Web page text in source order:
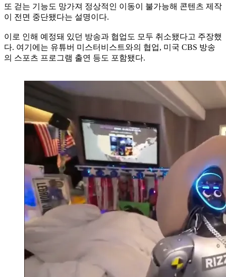
또 걷는 기능도 망가져 정상적인 이동이 불가능해 콘텐츠 제작
이 전면 중단됐다는 설명이다.
이로 인해 예정돼 있던 방송과 협업도 모두 취소됐다고 주장했
다. 여기에는 유튜버 미스터비스트와의 협업, 미국 CBS 방송
의 스포츠 프로그램 출연 등도 포함됐다.